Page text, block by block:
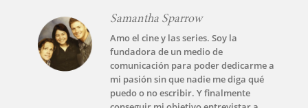
Samantha Sparrow
Amo el cine y las series. Soy la
fundadora de un medio de
comunicación para poder dedicarme a
mi pasión sin que nadie me diga qué
puedo o no escribir. Y finalmente